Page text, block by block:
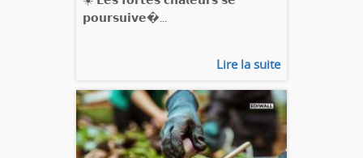
𝗽𝗼𝘂𝗿𝘀𝘂𝗶𝘃𝗲�...
Lire la suite